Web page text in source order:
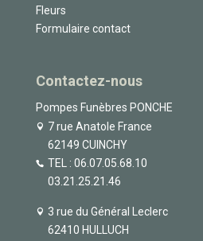
Fleurs
Formulaire contact
Contactez-nous
Pompes Funèbres PONCHE
7 rue Anatole France
62149 CUINCHY
TEL : 06.07.05.68.10
03.21.25.21.46
3 rue du Général Leclerc
62410 HULLUCH